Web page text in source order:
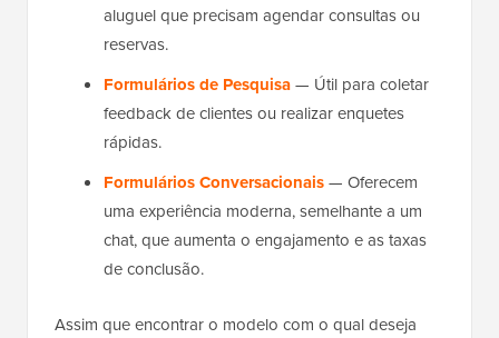
aluguel que precisam agendar consultas ou
reservas.
Formulários de Pesquisa— Útil para coletar
feedback de clientes ou realizar enquetes
rápidas.
Formulários Conversacionais— Oferecem
uma experiência moderna, semelhante a um
chat, que aumenta o engajamento e as taxas
de conclusão.
Assim que encontrar o modelo com o qual deseja